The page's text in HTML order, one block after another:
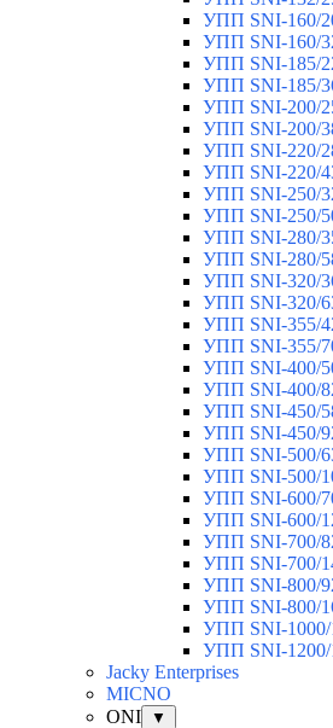
УПП SNI-160/
УПП SNI-160/
УПП SNI-185/
УПП SNI-185/
УПП SNI-200/
УПП SNI-200/
УПП SNI-220/
УПП SNI-220/
УПП SNI-250/
УПП SNI-250/
УПП SNI-280/
УПП SNI-280/
УПП SNI-320/
УПП SNI-320/
УПП SNI-355/
УПП SNI-355/
УПП SNI-400/
УПП SNI-400/
УПП SNI-450/
УПП SNI-450/
УПП SNI-500/
УПП SNI-500/
УПП SNI-600/
УПП SNI-600/
УПП SNI-700/
УПП SNI-700/
УПП SNI-800/
УПП SNI-800/
УПП SNI-1000/
УПП SNI-1200/
Jacky Enterprises
MICNO
ONI
▼